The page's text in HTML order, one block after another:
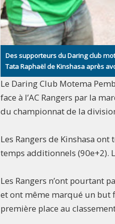
Des supporteurs du Daring club
Tata Raphaël de Kinshasa après
Le Daring Club Motema
face à l’AC Rangers par la
du championnat de la
Les Rangers de Kinshasa
temps additionnels (90e+2).
Les Rangers n’ont pourtant
et ont même marqué un but
première place au